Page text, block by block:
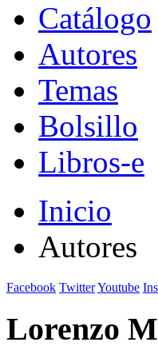
Catálogo
Autores
Temas
Bolsillo
Libros-e
Inicio
Autores
Facebook TwitterYoutube
Lorenzo